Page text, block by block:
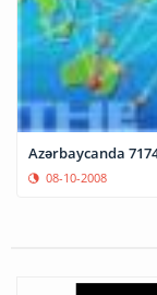
Azərbaycanda
08-10-2008